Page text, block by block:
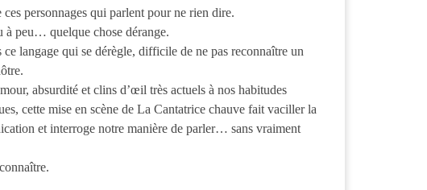
personnages qui parlent pour ne rien dire.
à peu… quelque chose dérange.
ce langage qui se dérègle, difficile de ne pas reconnaître un
absurdité et clins d’œil très actuels à nos habitudes
cette mise en scène de La Cantatrice chauve fait vaciller la
et interroge notre manière de parler… sans vraiment